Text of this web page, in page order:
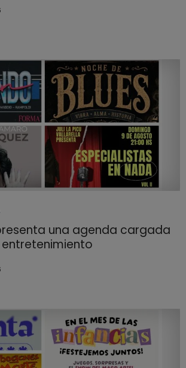
una agenda cargada